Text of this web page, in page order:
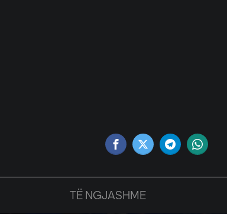
TË NGJASHME